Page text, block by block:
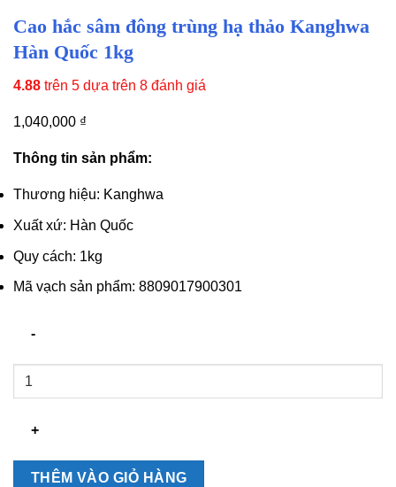
Cao hắc sâm đông trùng hạ thảo Kanghwa
Hàn Quốc 1kg
4.88 trên 5 dựa trên 8 đánh giá
1,040,000 ₫
Thông tin sản phẩm:
Thương hiệu: Kanghwa
Xuất xứ: Hàn Quốc
Quy cách: 1kg
Mã vạch sản phẩm: 8809017900301
Cao
đông
THÊM VÀO GIỎ HÀNG